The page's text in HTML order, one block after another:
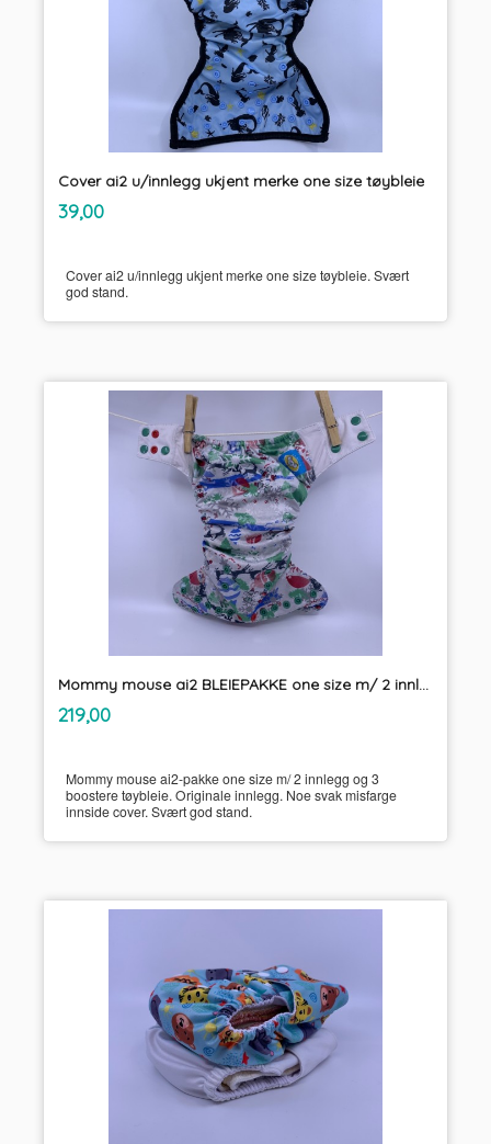
Cover ai2 u/innlegg ukjent merke one size tøybleie
Pris
39,00mva.
Cover ai2 u/innlegg ukjent merke one size tøybleie. Svært
god stand.
Mommy mouse ai2 BLEIEPAKKE one size m/ 2 innlegg og 3 boostere tøybleie
Pris
219,00mva.
Mommy mouse ai2-pakke one size m/ 2 innlegg og 3
boostere tøybleie. Originale innlegg. Noe svak misfarge
innside cover. Svært god stand.